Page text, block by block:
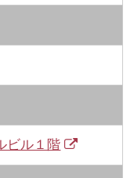
ビル１階